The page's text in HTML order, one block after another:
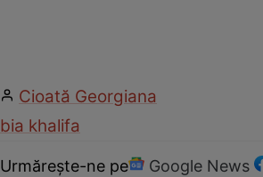
Cioată Georgiana
bia khalifa
Urmărește-ne pe Google News